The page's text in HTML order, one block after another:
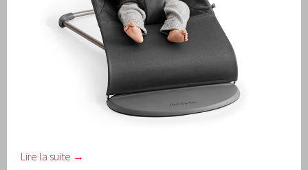
Lire la suite →